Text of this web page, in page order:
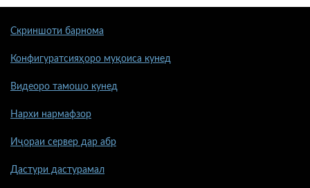
Скриншоти барнома
Конфигуратсияҳоро муқоиса кунед
Видеоро тамошо кунед
Нархи нармафзор
Иҷораи сервер дар абр
Дастури дастурамал